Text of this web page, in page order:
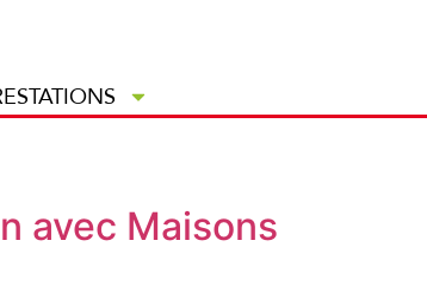
avec Maisons